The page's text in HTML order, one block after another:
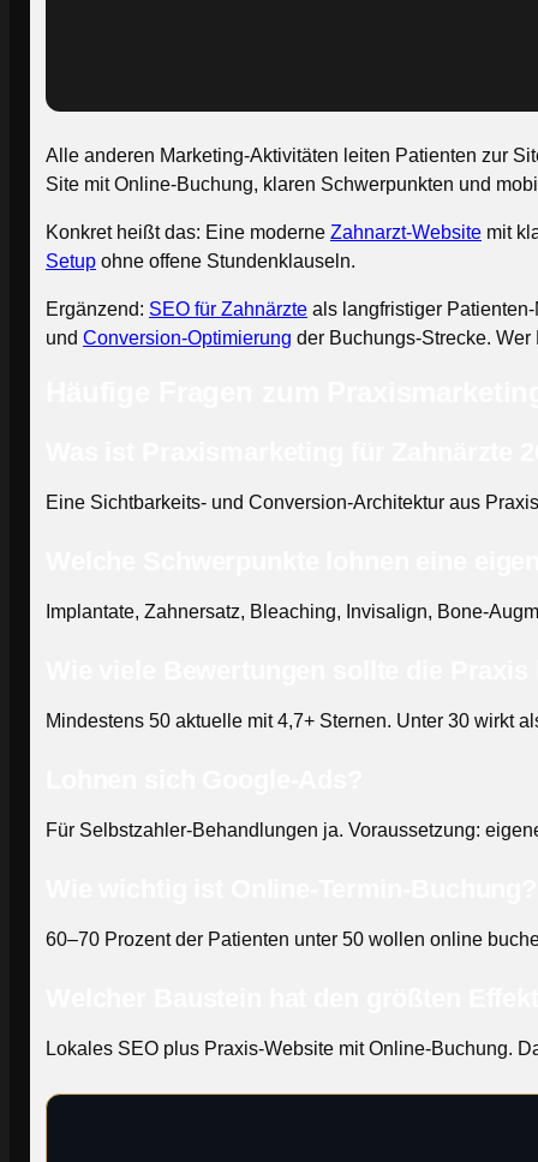
Alle anderen Marketing-Aktivitäten leiten Patienten zur
Site mit Online-Buchung, klaren Schwerpunkten und
Konkret heißt das: Eine moderne Zahnarzt-Website mit
Setup ohne offene Stundenklauseln.
Ergänzend: SEO für Zahnärzte als langfristiger
und Conversion-Optimierung der Buchungs-Strecke.
Eine Sichtbarkeits- und Conversion-Architektur aus
Implantate, Zahnersatz, Bleaching, Invisalign, Bone-
Mindestens 50 aktuelle mit 4,7+ Sternen. Unter 30 wirkt
Für Selbstzahler-Behandlungen ja. Voraussetzung:
60–70 Prozent der Patienten unter 50 wollen online
Lokales SEO plus Praxis-Website mit Online-Buchung.